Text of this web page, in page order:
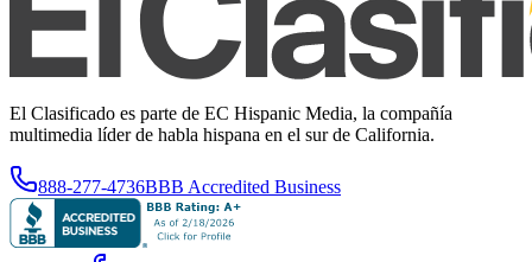
El Clasificado es parte de EC Hispanic Media, la compañía
multimedia líder de habla hispana en el sur de California.
888-277-4736BBB Accredited Business